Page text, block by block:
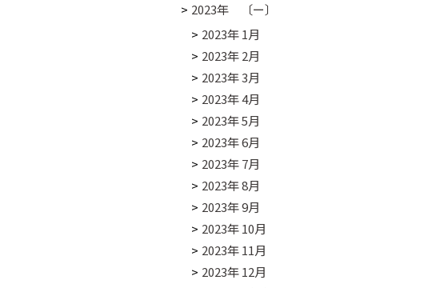
2023年 〔ー〕
2023年 1月
2023年 2月
2023年 3月
2023年 4月
2023年 5月
2023年 6月
2023年 7月
2023年 8月
2023年 9月
2023年 10月
2023年 11月
2023年 12月